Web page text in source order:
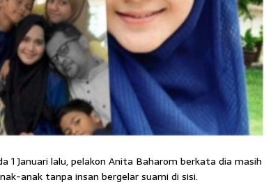
1 Januari lalu, pelakon Anita Baharom berkata dia masih
anak tanpa insan bergelar suami di sisi.